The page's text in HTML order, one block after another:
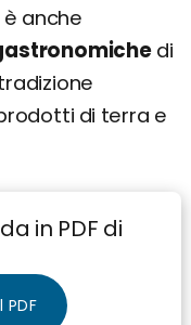
anche
di
di terra e
in PDF di